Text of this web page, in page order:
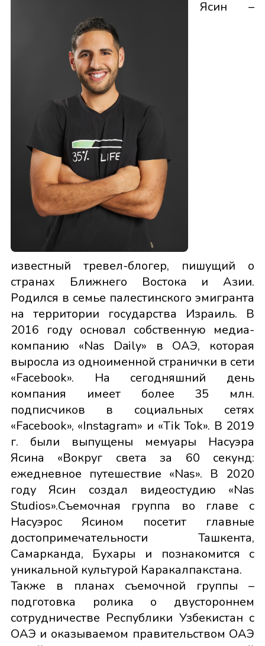
Ясин –
известный тревел-блогер, пишущий о
странах Ближнего Востока и Азии.
Родился в семье палестинского эмигранта
на территории государства Израиль. В
2016 году основал собственную медиа-
компанию «Nas Daily» в ОАЭ, которая
выросла из одноименной странички в сети
«Facebook». На сегодняшний день
компания имеет более 35 млн.
подписчиков в социальных сетях
«Facebook», «Instagram» и «Tik Tok». В 2019
г. были выпущены мемуары Насуэра
Ясина «Вокруг света за 60 секунд:
ежедневное путешествие «Nas». В 2020
году Ясин создал видеостудию «Nas
Studios».Съемочная группа во главе с
Насуэрос Ясином посетит главные
достопримечательности Ташкента,
Самарканда, Бухары и познакомится с
уникальной культурой Каракалпакстана.
Также в планах съемочной группы –
подготовка ролика о двустороннем
сотрудничестве Республики Узбекистан с
ОАЭ и оказываемом правительством ОАЭ